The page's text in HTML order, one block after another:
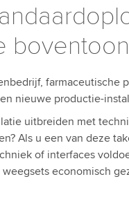
farmaceutische
nieuwe productie-
uitbreiden met
Als u een van deze
of interfaces
economisch